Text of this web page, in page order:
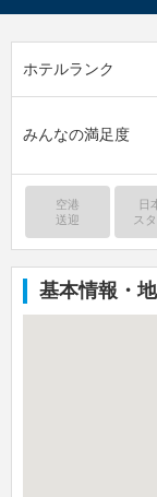
ホテルランク
みんなの満足度
空港
送迎
日
ス
基本情報・